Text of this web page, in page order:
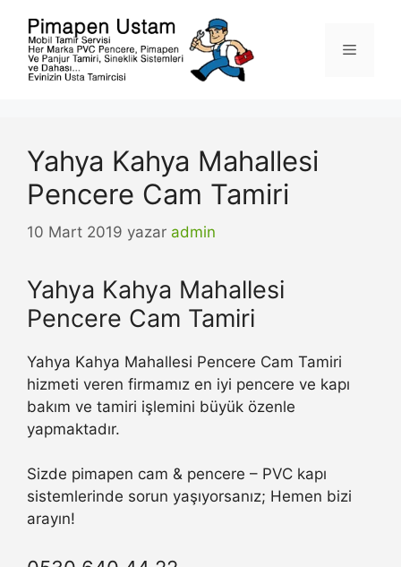
Menü
Yahya Kahya Mahallesi
Pencere Cam Tamiri
10 Mart 2019 yazar admin
Yahya Kahya Mahallesi
Pencere Cam Tamiri
Yahya Kahya Mahallesi Pencere Cam Tamiri
hizmeti veren firmamız en iyi pencere ve kapı
bakım ve tamiri işlemini büyük özenle
yapmaktadır.
Sizde pimapen cam & pencere – PVC kapı
sistemlerinde sorun yaşıyorsanız; Hemen bizi
arayın!